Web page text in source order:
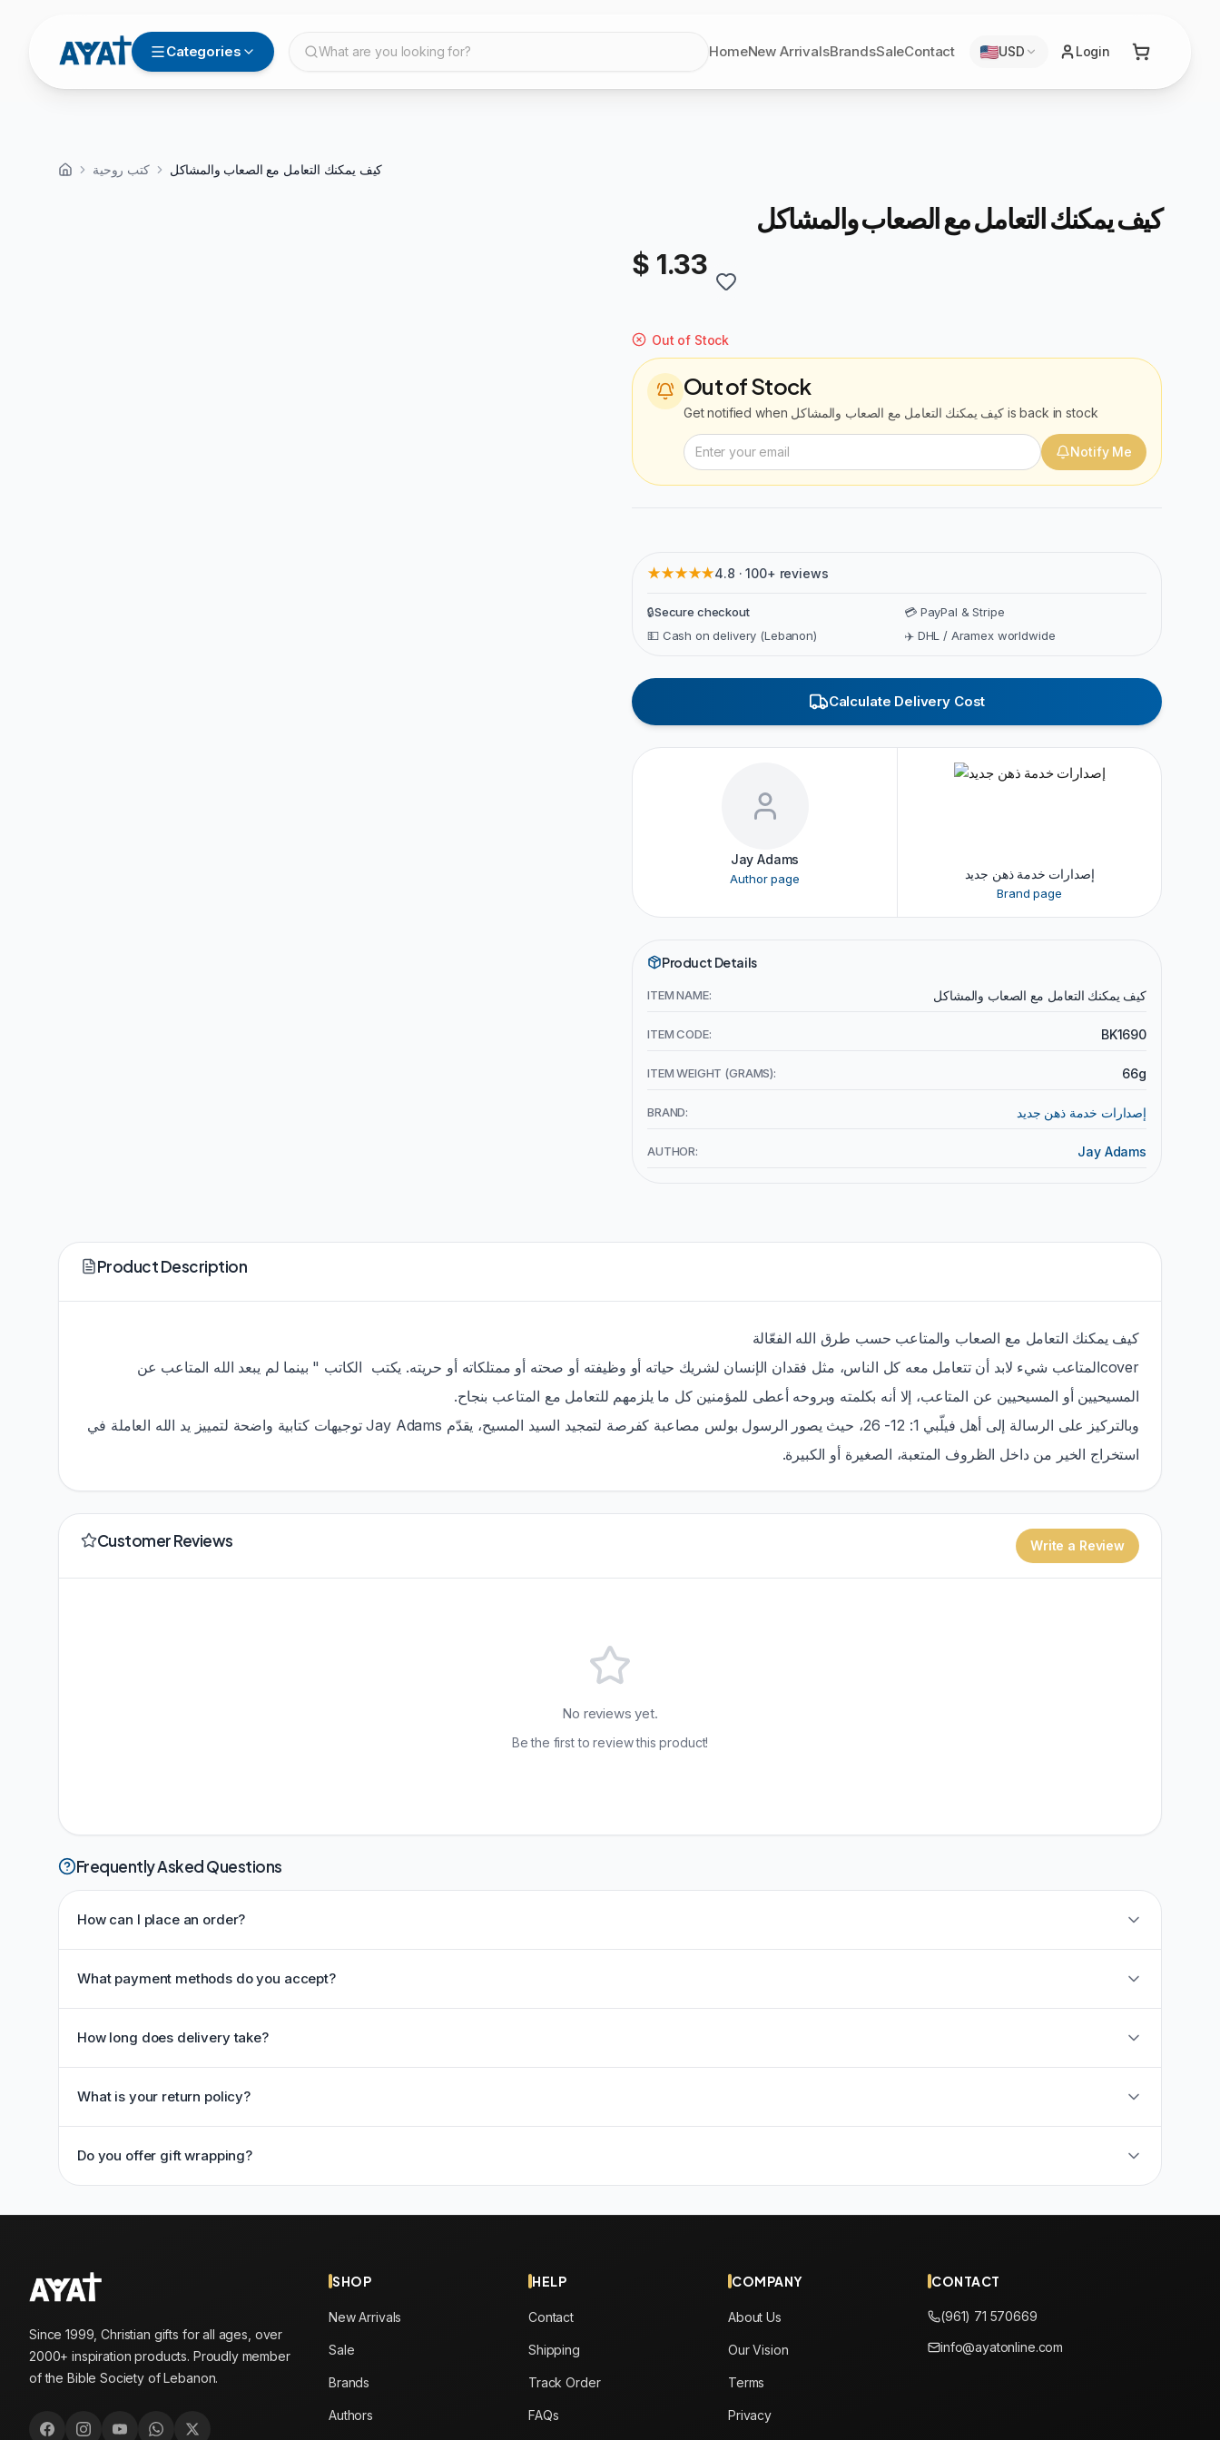
Categories What are you looking for? HomeNew ArrivalsBrandsSaleContact USD Login
كتب روحية كيف يمكنك التعامل مع الصعاب والمشاكل
كيف يمكنك التعامل مع الصعاب والمشاكل
$ 1.33
Out of Stock
Out of Stock
Get notified when كيف يمكنك التعامل مع الصعاب والمشاكلis back in stock
Notify Me
★★★★★4.8 · 100+ reviews
🔒Secure checkout
💳 PayPal & Stripe
💵 Cash on delivery (Lebanon)
✈️ DHL / Aramex worldwide
Calculate Delivery Cost
Jay Adams
Author page إصدارات خدمة ذهن جديد
Brand page
Product Details
ITEM NAME: كيف يمكنك التعامل مع الصعاب والمشاكل
ITEM CODE: BK1690
ITEM WEIGHT (GRAMS): 66g
BRAND: إصدارات خدمة ذهن جديد
AUTHOR: Jay Adams
Product Description
كيف يمكنك التعامل مع الصعاب والمتاعب حسب طرق الله الفعّالة
coverالمتاعب شيء لابد أن تتعامل معه كل الناس، مثل فقدان الإنسان لشريك حياته أو وظيفته أو صحته أو ممتلكاته أو حريته. يكتب الكاتب " بينما لم يبعد الله المتاعب عن
المسيحيين أو المسيحيين عن المتاعب، إلا أنه بكلمته وبروحه أعطى للمؤمنين كل ما يلزمهم للتعامل مع المتاعب بنجاح.
وبالتركيز على الرسالة إلى أهل فيلّبي 1: 12- 26، حيث يصور الرسول بولس مصاعبة كفرصة لتمجيد السيد المسيح، يقدّم Jay Adams توجيهات كتابية واضحة لتمييز يد الله العاملة في
استخراج الخير من داخل الظروف المتعبة، الصغيرة أو الكبيرة.
Customer Reviews Write a Review
No reviews yet.
Be the first to review this product!
Frequently Asked Questions
How can I place an order?
What payment methods do you accept?
How long does delivery take?
What is your return policy?
Do you offer gift wrapping?
Since 1999, Christian gifts for all ages, over
2000+ inspiration products. Proudly member
of the Bible Society of Lebanon.
SHOP
New Arrivals
Sale
Brands
Authors
HELP
Contact
Shipping
Track Order
FAQs
COMPANY
About Us
Our Vision
Terms
Privacy
CONTACT
(961) 71 570669
info@ayatonline.com